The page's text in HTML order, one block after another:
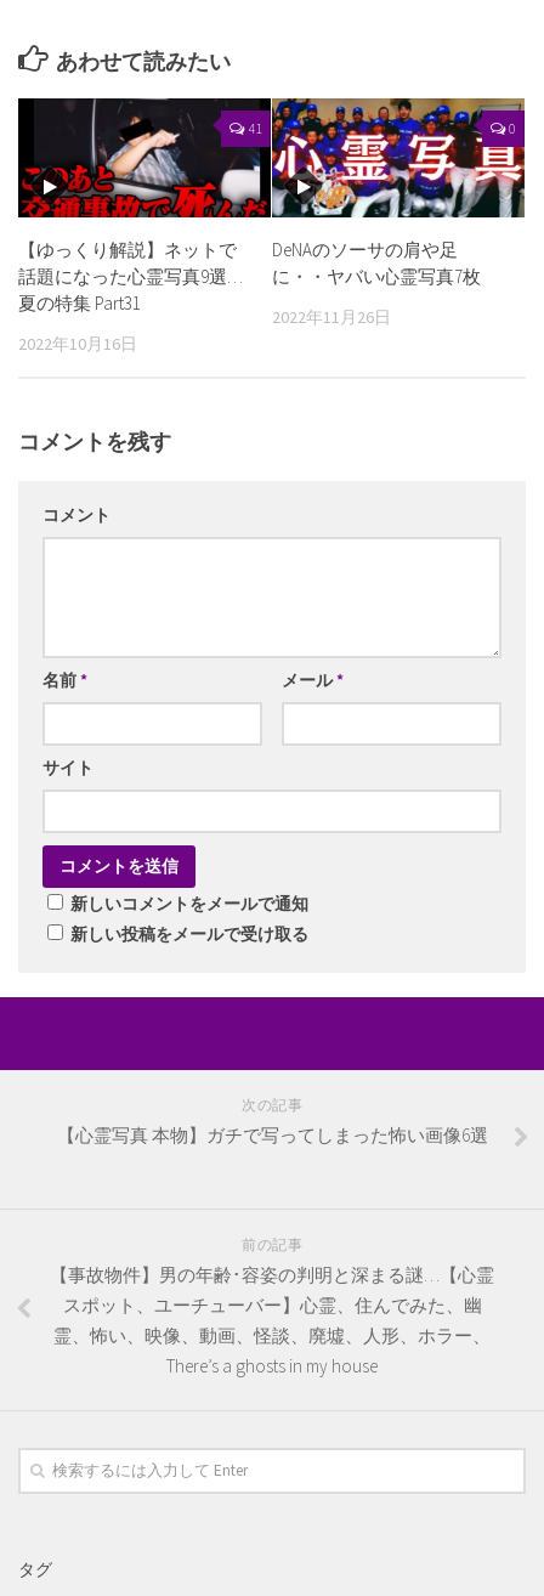
あわせて読みたい
41
【ゆっくり解説】ネットで
話題になった心霊写真9選…
夏の特集 Part31
2022年10月16日
0
DeNAのソーサの肩や足
に・・ヤバい心霊写真7枚
2022年11月26日
コメントを残す
コメント
名前* メール*
サイト
新しいコメントをメールで通知
新しい投稿をメールで受け取る
次の記事
【心霊写真 本物】ガチで写ってしまった怖い画像6選
前の記事
【事故物件】男の年齢･容姿の判明と深まる謎…【心霊
スポット、ユーチューバー】心霊、住んでみた、幽
霊、怖い、映像、動画、怪談、廃墟、人形、ホラー、
There’s a ghosts in my house
タグ